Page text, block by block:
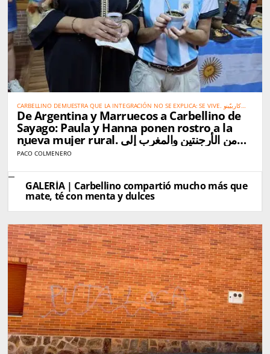
CARBELLINO DEMUESTRA QUE LA INTEGRACIÓN NO SE EXPLICA: SE VIVE. كاربيّينو
تُثبت أن الاندماج الحقيقي لا يحتاج إلى شرح… بل يُعاش
De Argentina y Marruecos a Carbellino de
Sayago: Paula y Hanna ponen rostro a la
nueva mujer rural. من الأرجنتين والمغرب إلى
كاربيّينو دي ساياغو: باولا وهناء تجسّدان صورة المرأة
PACO COLMENERO
GALERÍA | Carbellino compartió mucho más que
mate, té con menta y dulces